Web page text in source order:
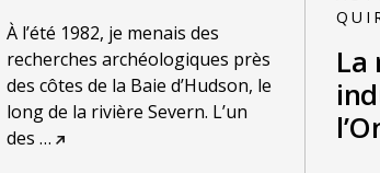
À l’été 1982, je menais des
recherches archéologiques près
des côtes de la Baie d’Hudson, le
long de la rivière Severn. L’un
des …
La